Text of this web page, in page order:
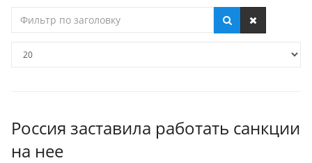
по
Россия заставила работать санкции
на нее